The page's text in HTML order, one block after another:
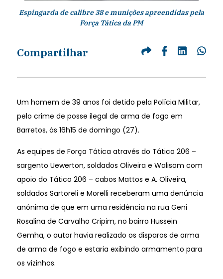
Espingarda de calibre 38 e munições apreendidas pela
Força Tática da PM
Compartilhar
Um homem de 39 anos foi detido pela Polícia Militar,
pelo crime de posse ilegal de arma de fogo em
Barretos, às 16h15 de domingo (27).
As equipes de Força Tática através do Tático 206 –
sargento Uewerton, soldados Oliveira e Walisom com
apoio do Tático 206 – cabos Mattos e A. Oliveira,
soldados Sartoreli e Morelli receberam uma denúncia
anônima de que em uma residência na rua Geni
Rosalina de Carvalho Cripim, no bairro Hussein
Gemha, o autor havia realizado os disparos de arma
de arma de fogo e estaria exibindo armamento para
os vizinhos.